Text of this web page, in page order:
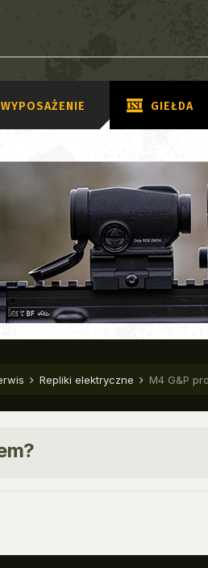
WYPOSAŻENIE GIEŁDA